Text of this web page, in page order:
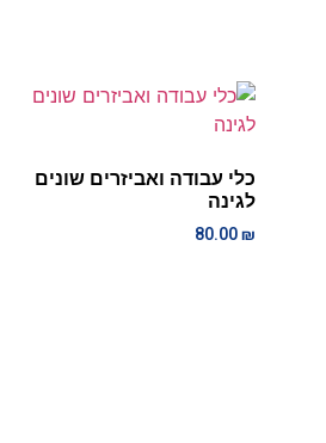
כלי עבודה ואביזרים שונים
לגינה
80.00₪